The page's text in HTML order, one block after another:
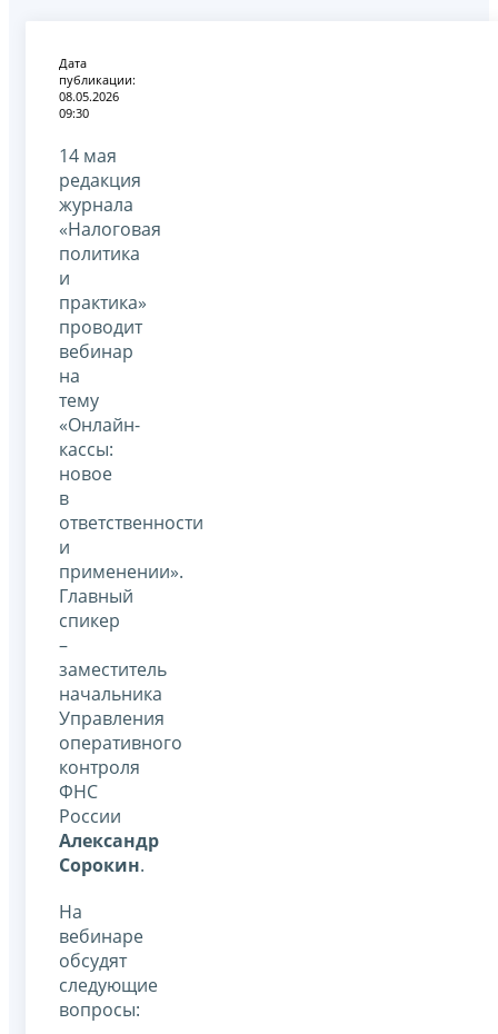
Дата
публикации:
08.05.2026
09:30
14 мая
редакция
журнала
«Налоговая
политика
и
практика»
проводит
вебинар
на
тему
«Онлайн-
кассы:
новое
в
ответственности
и
применении».
Главный
спикер
–
заместитель
начальника
Управления
оперативного
контроля
ФНС
России
Александр
Сорокин.
На
вебинаре
обсудят
следующие
вопросы: